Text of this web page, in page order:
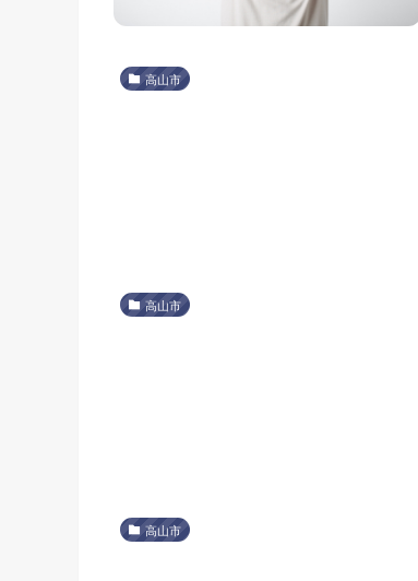
高山市
高山市
高山市